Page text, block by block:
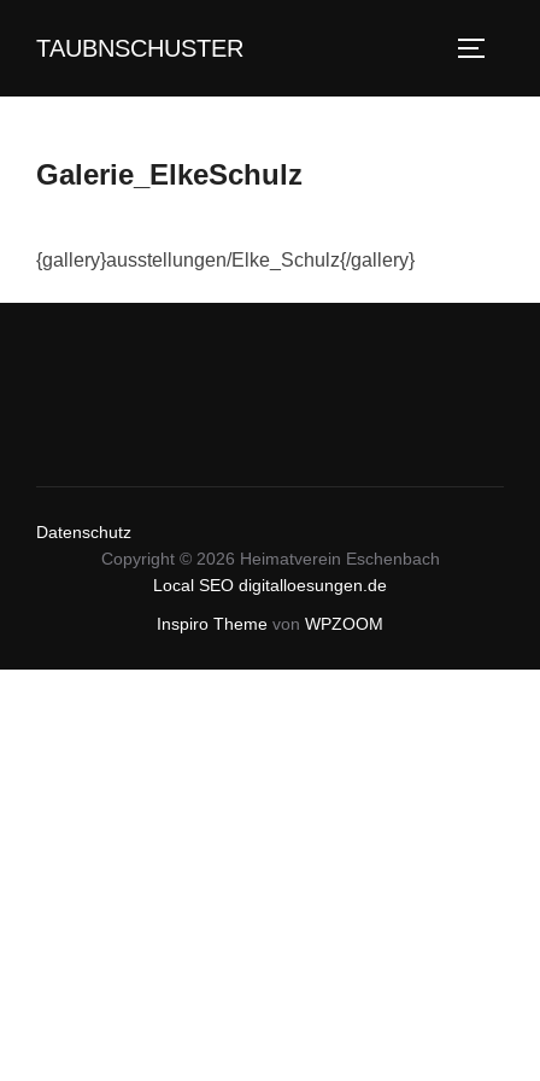
InhaltTAUBNSCHUSTER
Galerie_ElkeSchulz
{gallery}ausstellungen/Elke_Schulz{/gallery}
Datenschutz
Copyright © 2026 Heimatverein Eschenbach
Local SEO digitalloesungen.de
Inspiro Theme von WPZOOM